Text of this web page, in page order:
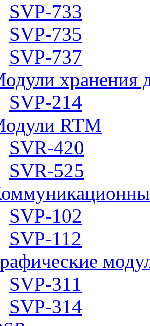
SVP-733
SVP-735
SVP-737
хранения
SVP-214
RTM
SVR-420
SVR-525
SVP-102
SVP-112
SVP-311
SVP-314